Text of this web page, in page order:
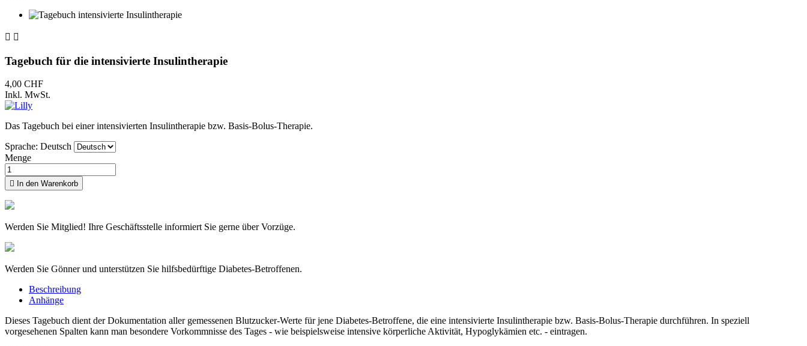
 
Tagebuch für die intensivierte Insulintherapie
4,00 CHF
Inkl. MwSt.
Das Tagebuch bei einer intensivierten Insulintherapie bzw. Basis-Bolus-Therapie.
Sprache: Deutsch
Menge
 In den Warenkorb
Werden Sie Mitglied! Ihre Geschäftsstelle informiert Sie gerne über Vorzüge.
Werden Sie Gönner und unterstützen Sie hilfsbedürftige Diabetes-Betroffenen.
Beschreibung
Anhänge
Dieses Tagebuch dient der Dokumentation aller gemessenen Blutzucker-Werte für jene Diabetes-Betroffene, die eine intensivierte Insulintherapie bzw. Basis-Bolus-Therapie durchführen. In speziell
vorgesehenen Spalten kann man besondere Vorkommnisse des Tages - wie beispielsweise intensive körperliche Aktivität, Hypoglykämien etc. - eintragen.